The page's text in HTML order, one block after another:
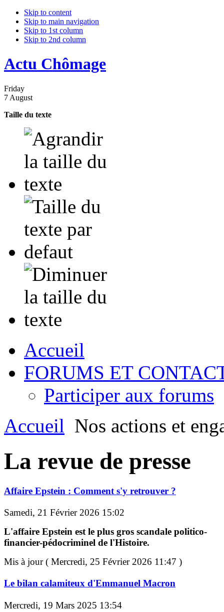
Skip to content
Skip to main navigation
Skip to 1st column
Skip to 2nd column
Actu Chômage
Friday
7 August
Taille du texte
Accueil
FORUMS ET
Participer aux forums
Accueil Nos actions et
La revue de presse
Affaire Epstein : Comment s'y retrouver ?
Samedi, 21 Février 2026 15:02
L'affaire Epstein est le plus gros scandale politico-
financier-pédocriminel de l'Histoire.
Mis à jour ( Mercredi, 25 Février 2026 11:47 )
Le bilan calamiteux d'Emmanuel Macron
Mercredi, 19 Mars 2025 13:54